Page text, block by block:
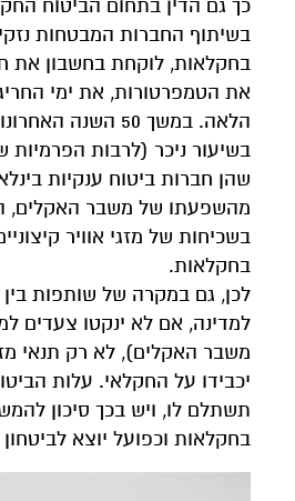
כך גם הדין בתחום הביטוח
בשיתוף החברות המבטחות
בחקלאות, לוקחת בחשבון את
את הטמפרטורות, את ימי
הלאה. במשך 50 השנה האחרונות
בשיעור ניכר (לרבות
שהן חברות ביטוח ענקיות
מהשפעתו של משבר האקלים,
בשכיחות של מזגי אוויר
בחקלאות.
לכן, גם במקרה של שותפות
למדינה, אם לא ינקטו צעדים
משבר האקלים), לא רק תנאי מזג
יכבידו על החקלאי. עלות
תשתלם לו, ויש בכך סיכון
בחקלאות וכפועל יוצא